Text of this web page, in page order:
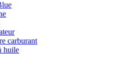
carburant
huile